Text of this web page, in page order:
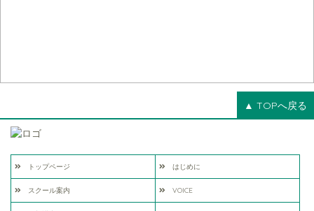
▲ TOPへ戻る
トップページ はじめに
スクール案内 VOICE